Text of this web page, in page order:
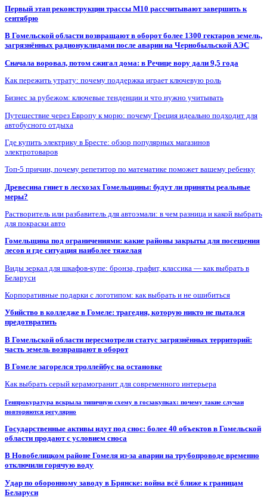
Первый этап реконструкции трассы М10 рассчитывают завершить к
сентябрю
В Гомельской области возвращают в оборот более 1300 гектаров земель,
загрязнённых радионуклидами после аварии на Чернобыльской АЭС
Сначала воровал, потом сжигал дома: в Речице вору дали 9,5 года
Как пережить утрату: почему поддержка играет ключевую роль
Бизнес за рубежом: ключевые тенденции и что нужно учитывать
Путешествие через Европу к морю: почему Греция идеально подходит для
автобусного отдыха
Где купить электрику в Бресте: обзор популярных магазинов
электротоваров
Топ-5 причин, почему репетитор по математике поможет вашему ребенку
Древесина гниет в лесхозах Гомельщины: будут ли приняты реальные
меры?
Растворитель или разбавитель для автоэмали: в чем разница и какой выбрать
для покраски авто
Гомельщина под ограничениями: какие районы закрыты для посещения
лесов и где ситуация наиболее тяжелая
Виды зеркал для шкафов-купе: бронза, графит, классика — как выбрать в
Беларуси
Корпоративные подарки с логотипом: как выбрать и не ошибиться
Убийство в колледже в Гомеле: трагедия, которую никто не пытался
предотвратить
В Гомельской области пересмотрели статус загрязнённых территорий:
часть земель возвращают в оборот
В Гомеле загорелся троллейбус на остановке
Как выбрать серый керамогранит для современного интерьера
Генпрокуратура вскрыла типичную схему в госзакупках: почему такие случаи
повторяются регулярно
Государственные активы идут под снос: более 40 объектов в Гомельской
области продают с условием сноса
В Новобелицком районе Гомеля из-за аварии на трубопроводе временно
отключили горячую воду
Удар по оборонному заводу в Брянске: война всё ближе к границам
Беларуси